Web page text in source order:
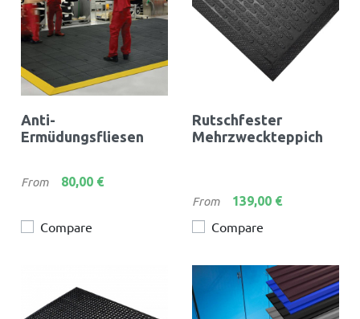
Anti-
Ermüdungsfliesen
Preis
From 80,00 €
Compare
Rutschfester
Mehrzweckteppich
Preis
From 139,00 €
Compare